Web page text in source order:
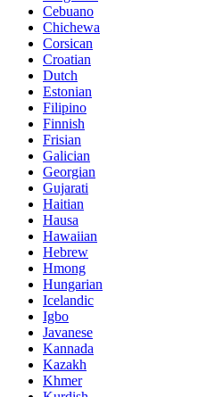
Cebuano
Chichewa
Corsican
Croatian
Dutch
Estonian
Filipino
Finnish
Frisian
Galician
Georgian
Gujarati
Haitian
Hausa
Hawaiian
Hebrew
Hmong
Hungarian
Icelandic
Igbo
Javanese
Kannada
Kazakh
Khmer